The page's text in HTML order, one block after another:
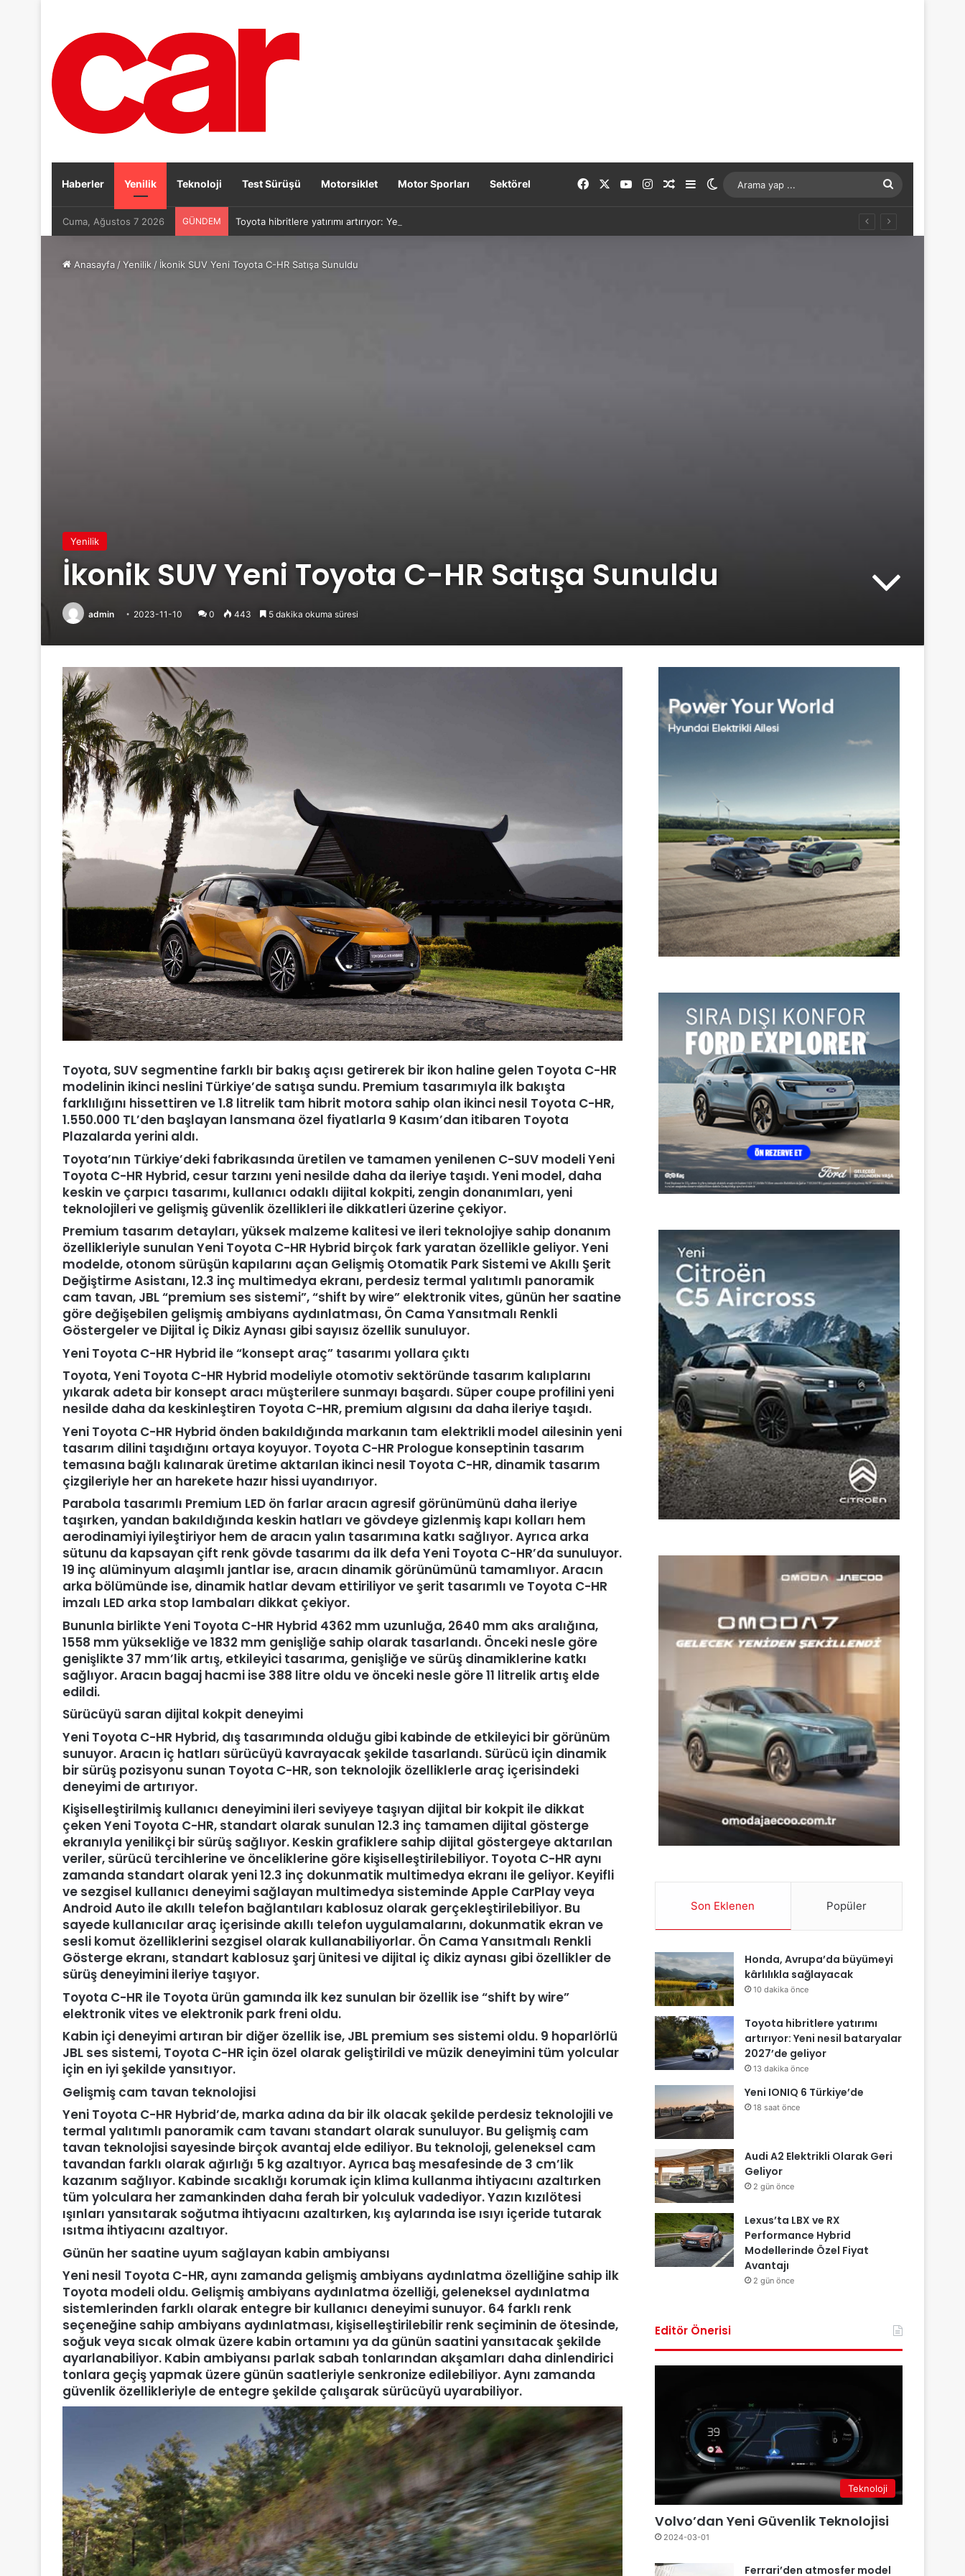
Haberler Yenilik Teknoloji Test Sürüşü Motorsiklet Motor Sporları Sektörel FacebookYouTubeInstagramRastgele Makale
Kenar Bölmesi
Dış görünümü değiştir
...
Cuma, Ağustos 7 2026 GÜNDEM Toyota hibritlere yatırımı artırıyor: Yeni nesil bataryalar 2027’de geliyor
Anasayfa /Yenilik / İkonik SUV Yeni Toyota C-HR Satışa Sunuldu
Yenilik
İkonik SUV Yeni Toyota C-HR Satışa Sunuldu
admin 2023-11-10 0 443 5 dakika okuma süresi
Toyota, SUV segmentine farklı bir bakış açısı getirerek bir ikon haline gelen Toyota C-HR
modelinin ikinci neslini Türkiye’de satışa sundu. Premium tasarımıyla ilk bakışta
farklılığını hissettiren ve 1.8 litrelik tam hibrit motora sahip olan ikinci nesil Toyota C-HR,
1.550.000 TL’den başlayan lansmana özel fiyatlarla 9 Kasım’dan itibaren Toyota
Plazalarda yerini aldı.
Toyota’nın Türkiye’deki fabrikasında üretilen ve tamamen yenilenen C-SUV modeli Yeni
Toyota C-HR Hybrid, cesur tarzını yeni nesilde daha da ileriye taşıdı. Yeni model, daha
keskin ve çarpıcı tasarımı, kullanıcı odaklı dijital kokpiti, zengin donanımları, yeni
teknolojileri ve gelişmiş güvenlik özellikleri ile dikkatleri üzerine çekiyor.
Premium tasarım detayları, yüksek malzeme kalitesi ve ileri teknolojiye sahip donanım
özellikleriyle sunulan Yeni Toyota C-HR Hybrid birçok fark yaratan özellikle geliyor. Yeni
modelde, otonom sürüşün kapılarını açan Gelişmiş Otomatik Park Sistemi ve Akıllı Şerit
Değiştirme Asistanı, 12.3 inç multimedya ekranı, perdesiz termal yalıtımlı panoramik
cam tavan, JBL “premium ses sistemi”, “shift by wire” elektronik vites, günün her saatine
göre değişebilen gelişmiş ambiyans aydınlatması, Ön Cama Yansıtmalı Renkli
Göstergeler ve Dijital İç Dikiz Aynası gibi sayısız özellik sunuluyor.
Yeni Toyota C-HR Hybrid ile “konsept araç” tasarımı yollara çıktı
Toyota, Yeni Toyota C-HR Hybrid modeliyle otomotiv sektöründe tasarım kalıplarını
yıkarak adeta bir konsept aracı müşterilere sunmayı başardı. Süper coupe profilini yeni
nesilde daha da keskinleştiren Toyota C-HR, premium algısını da daha ileriye taşıdı.
Yeni Toyota C-HR Hybrid önden bakıldığında markanın tam elektrikli model ailesinin yeni
tasarım dilini taşıdığını ortaya koyuyor. Toyota C-HR Prologue konseptinin tasarım
temasına bağlı kalınarak üretime aktarılan ikinci nesil Toyota C-HR, dinamik tasarım
çizgileriyle her an harekete hazır hissi uyandırıyor.
Parabola tasarımlı Premium LED ön farlar aracın agresif görünümünü daha ileriye
taşırken, yandan bakıldığında keskin hatları ve gövdeye gizlenmiş kapı kolları hem
aerodinamiyi iyileştiriyor hem de aracın yalın tasarımına katkı sağlıyor. Ayrıca arka
sütunu da kapsayan çift renk gövde tasarımı da ilk defa Yeni Toyota C-HR’da sunuluyor.
19 inç alüminyum alaşımlı jantlar ise, aracın dinamik görünümünü tamamlıyor. Aracın
arka bölümünde ise, dinamik hatlar devam ettiriliyor ve şerit tasarımlı ve Toyota C-HR
imzalı LED arka stop lambaları dikkat çekiyor.
Bununla birlikte Yeni Toyota C-HR Hybrid 4362 mm uzunluğa, 2640 mm aks aralığına,
1558 mm yüksekliğe ve 1832 mm genişliğe sahip olarak tasarlandı. Önceki nesle göre
genişlikte 37 mm’lik artış, etkileyici tasarıma, genişliğe ve sürüş dinamiklerine katkı
sağlıyor. Aracın bagaj hacmi ise 388 litre oldu ve önceki nesle göre 11 litrelik artış elde
edildi.
Sürücüyü saran dijital kokpit deneyimi
Yeni Toyota C-HR Hybrid, dış tasarımında olduğu gibi kabinde de etkileyici bir görünüm
sunuyor. Aracın iç hatları sürücüyü kavrayacak şekilde tasarlandı. Sürücü için dinamik
bir sürüş pozisyonu sunan Toyota C-HR, son teknolojik özelliklerle araç içerisindeki
deneyimi de artırıyor.
Kişiselleştirilmiş kullanıcı deneyimini ileri seviyeye taşıyan dijital bir kokpit ile dikkat
çeken Yeni Toyota C-HR, standart olarak sunulan 12.3 inç tamamen dijital gösterge
ekranıyla yenilikçi bir sürüş sağlıyor. Keskin grafiklere sahip dijital göstergeye aktarılan
veriler, sürücü tercihlerine ve önceliklerine göre kişiselleştirilebiliyor. Toyota C-HR aynı
zamanda standart olarak yeni 12.3 inç dokunmatik multimedya ekranı ile geliyor. Keyifli
ve sezgisel kullanıcı deneyimi sağlayan multimedya sisteminde Apple CarPlay veya
Android Auto ile akıllı telefon bağlantıları kablosuz olarak gerçekleştirilebiliyor. Bu
sayede kullanıcılar araç içerisinde akıllı telefon uygulamalarını, dokunmatik ekran ve
sesli komut özelliklerini sezgisel olarak kullanabiliyorlar. Ön Cama Yansıtmalı Renkli
Gösterge ekranı, standart kablosuz şarj ünitesi ve dijital iç dikiz aynası gibi özellikler de
sürüş deneyimini ileriye taşıyor.
Toyota C-HR ile Toyota ürün gamında ilk kez sunulan bir özellik ise “shift by wire”
elektronik vites ve elektronik park freni oldu.
Kabin içi deneyimi artıran bir diğer özellik ise, JBL premium ses sistemi oldu. 9 hoparlörlü
JBL ses sistemi, Toyota C-HR için özel olarak geliştirildi ve müzik deneyimini tüm yolcular
için en iyi şekilde yansıtıyor.
Gelişmiş cam tavan teknolojisi
Yeni Toyota C-HR Hybrid’de, marka adına da bir ilk olacak şekilde perdesiz teknolojili ve
termal yalıtımlı panoramik cam tavanı standart olarak sunuluyor. Bu gelişmiş cam
tavan teknolojisi sayesinde birçok avantaj elde ediliyor. Bu teknoloji, geleneksel cam
tavandan farklı olarak ağırlığı 5 kg azaltıyor. Ayrıca baş mesafesinde de 3 cm’lik
kazanım sağlıyor. Kabinde sıcaklığı korumak için klima kullanma ihtiyacını azaltırken
tüm yolculara her zamankinden daha ferah bir yolculuk vadediyor. Yazın kızılötesi
ışınları yansıtarak soğutma ihtiyacını azaltırken, kış aylarında ise ısıyı içeride tutarak
ısıtma ihtiyacını azaltıyor.
Günün her saatine uyum sağlayan kabin ambiyansı
Yeni nesil Toyota C-HR, aynı zamanda gelişmiş ambiyans aydınlatma özelliğine sahip ilk
Toyota modeli oldu. Gelişmiş ambiyans aydınlatma özelliği, geleneksel aydınlatma
sistemlerinden farklı olarak entegre bir kullanıcı deneyimi sunuyor. 64 farklı renk
seçeneğine sahip ambiyans aydınlatması, kişiselleştirilebilir renk seçiminin de ötesinde,
soğuk veya sıcak olmak üzere kabin ortamını ya da günün saatini yansıtacak şekilde
ayarlanabiliyor. Kabin ambiyansı parlak sabah tonlarından akşamları daha dinlendirici
tonlara geçiş yapmak üzere günün saatleriyle senkronize edilebiliyor. Aynı zamanda
güvenlik özellikleriyle de entegre şekilde çalışarak sürücüyü uyarabiliyor.
Son Eklenen Popüler
Honda, Avrupa’da büyümeyi
kârlılıkla sağlayacak
10 dakika önce
Toyota hibritlere yatırımı
artırıyor: Yeni nesil bataryalar
2027’de geliyor
13 dakika önce
Yeni IONIQ 6 Türkiye’de
18 saat önce
Audi A2 Elektrikli Olarak Geri
Geliyor
2 gün önce
Lexus’ta LBX ve RX
Performance Hybrid
Modellerinde Özel Fiyat
Avantajı
2 gün önce
Editör Önerisi
Teknoloji
Volvo’dan Yeni Güvenlik Teknolojisi
2024-03-01
Ferrari’den atmosfer model